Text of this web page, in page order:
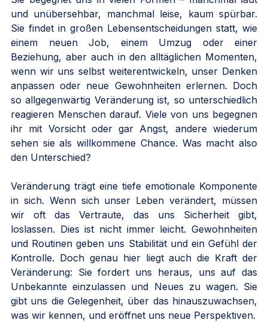
und unübersehbar, manchmal leise, kaum spürbar.
Sie findet in großen Lebensentscheidungen statt, wie
einem neuen Job, einem Umzug oder einer
Beziehung, aber auch in den alltäglichen Momenten,
wenn wir uns selbst weiterentwickeln, unser Denken
anpassen oder neue Gewohnheiten erlernen. Doch
so allgegenwärtig Veränderung ist, so unterschiedlich
reagieren Menschen darauf. Viele von uns begegnen
ihr mit Vorsicht oder gar Angst, andere wiederum
sehen sie als willkommene Chance. Was macht also
den Unterschied?
Veränderung trägt eine tiefe emotionale Komponente
in sich. Wenn sich unser Leben verändert, müssen
wir oft das Vertraute, das uns Sicherheit gibt,
loslassen. Dies ist nicht immer leicht. Gewohnheiten
und Routinen geben uns Stabilität und ein Gefühl der
Kontrolle. Doch genau hier liegt auch die Kraft der
Veränderung: Sie fordert uns heraus, uns auf das
Unbekannte einzulassen und Neues zu wagen. Sie
gibt uns die Gelegenheit, über das hinauszuwachsen,
was wir kennen, und eröffnet uns neue Perspektiven.